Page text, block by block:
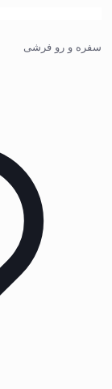
سفره و رو فرشی